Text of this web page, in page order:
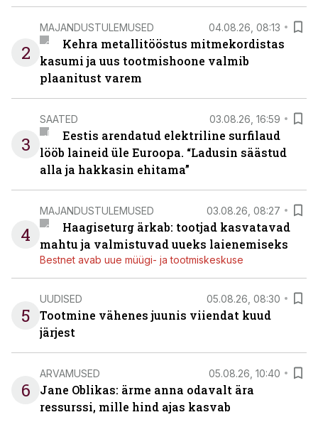
2
MAJANDUSTULEMUSED 04.08.26, 08:13
Kehra metallitööstus mitmekordistas
kasumi ja uus tootmishoone valmib
plaanitust varem
3
SAATED 03.08.26, 16:59
Eestis arendatud elektriline surfilaud
lööb laineid üle Euroopa. “Ladusin säästud
alla ja hakkasin ehitama”
4
MAJANDUSTULEMUSED 03.08.26, 08:27
Haagiseturg ärkab: tootjad kasvatavad
mahtu ja valmistuvad uueks laienemiseks
Bestnet avab uue müügi- ja tootmiskeskuse
5
UUDISED 05.08.26, 08:30
Tootmine vähenes juunis viiendat kuud
järjest
6
ARVAMUSED 05.08.26, 10:40
Jane Oblikas: ärme anna odavalt ära
ressurssi, mille hind ajas kasvab